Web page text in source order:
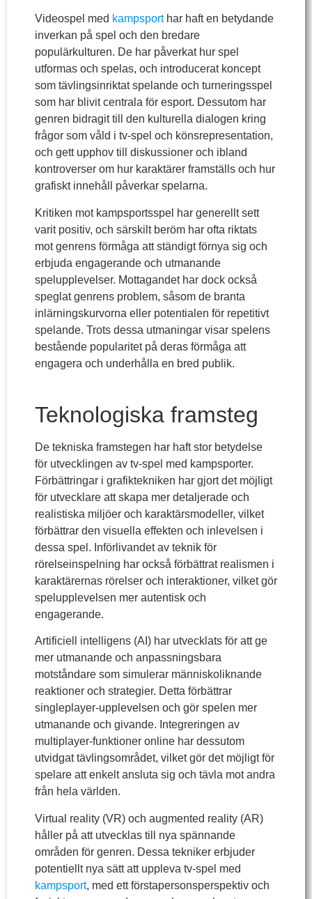
Videospel med kampsporthar haft en betydande
inverkan på spel och den bredare
populärkulturen. De har påverkat hur spel
utformas och spelas, och introducerat koncept
som tävlingsinriktat spelande och turneringsspel
som har blivit centrala för esport. Dessutom har
genren bidragit till den kulturella dialogen kring
frågor som våld i tv-spel och könsrepresentation,
och gett upphov till diskussioner och ibland
kontroverser om hur karaktärer framställs och hur
grafiskt innehåll påverkar spelarna.
Kritiken mot kampsportsspel har generellt sett
varit positiv, och särskilt beröm har ofta riktats
mot genrens förmåga att ständigt förnya sig och
erbjuda engagerande och utmanande
spelupplevelser. Mottagandet har dock också
speglat genrens problem, såsom de branta
inlärningskurvorna eller potentialen för repetitivt
spelande. Trots dessa utmaningar visar spelens
bestående popularitet på deras förmåga att
engagera och underhålla en bred publik.
Teknologiska framsteg
De tekniska framstegen har haft stor betydelse
för utvecklingen av tv-spel med kampsporter.
Förbättringar i grafiktekniken har gjort det möjligt
för utvecklare att skapa mer detaljerade och
realistiska miljöer och karaktärsmodeller, vilket
förbättrar den visuella effekten och inlevelsen i
dessa spel. Införlivandet av teknik för
rörelseinspelning har också förbättrat realismen i
karaktärernas rörelser och interaktioner, vilket gör
spelupplevelsen mer autentisk och
engagerande.
Artificiell intelligens (AI) har utvecklats för att ge
mer utmanande och anpassningsbara
motståndare som simulerar människoliknande
reaktioner och strategier. Detta förbättrar
singleplayer-upplevelsen och gör spelen mer
utmanande och givande. Integreringen av
multiplayer-funktioner online har dessutom
utvidgat tävlingsområdet, vilket gör det möjligt för
spelare att enkelt ansluta sig och tävla mot andra
från hela världen.
Virtual reality (VR) och augmented reality (AR)
håller på att utvecklas till nya spännande
områden för genren. Dessa tekniker erbjuder
potentiellt nya sätt att uppleva tv-spel med
kampsport, med ett förstapersonsperspektiv och